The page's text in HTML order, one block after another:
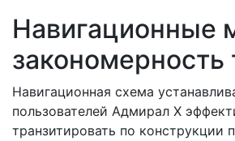
Навигационные
закономерность
Навигационная схема
пользователей Адмирал Х
транзитировать по конструкции